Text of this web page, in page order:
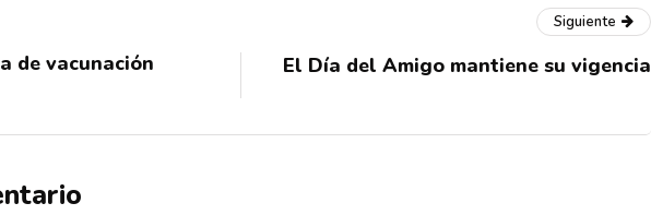
de vacunación
Siguiente
El Día del Amigo mantiene su vigencia